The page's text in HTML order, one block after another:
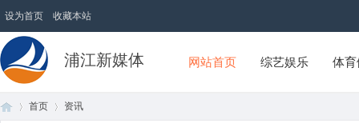
设为首页 收藏本站
浦江新媒体 网站首页 综艺娱乐 体
首页 资讯